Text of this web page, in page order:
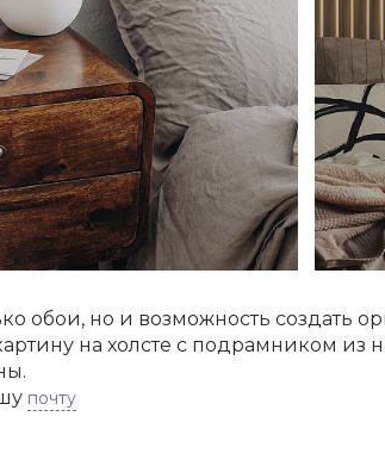
обои, но и возможность
на холсте с подрамником из
почту